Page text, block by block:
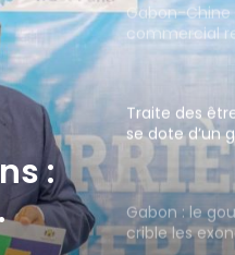
Traite des
se dote d’un
secourir les
Gabon : le
crible les
douanières
entreprises
Transport
FCFA